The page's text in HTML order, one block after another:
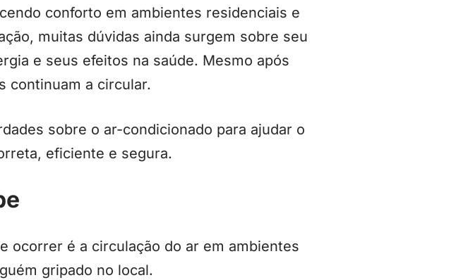
conforto em ambientes residenciais e
muitas dúvidas ainda surgem sobre seu
e seus efeitos na saúde. Mesmo após
continuam a circular.
sobre o ar-condicionado para ajudar o
eficiente e segura.
ocorrer é a circulação do ar em ambientes
gripado no local.